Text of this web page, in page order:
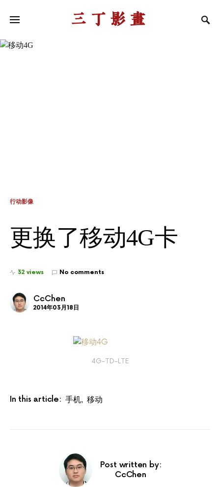
三丁影画
行动影像
更换了移动4G卡
32 views No comments
CcChen
2014年03月18日
4G-TD-LTE
In this article: 手机, 移动
Post written by:
CcChen